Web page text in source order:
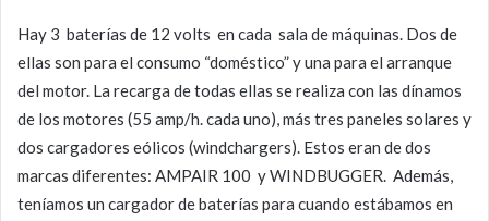
Hay 3 baterías de 12 volts en cada sala de máquinas. Dos de
ellas son para el consumo “doméstico” y una para el arranque
del motor. La recarga de todas ellas se realiza con las dínamos
de los motores (55 amp/h. cada uno), más tres paneles solares y
dos cargadores eólicos (windchargers). Estos eran de dos
marcas diferentes: AMPAIR 100 y WINDBUGGER. Además,
teníamos un cargador de baterías para cuando estábamos en